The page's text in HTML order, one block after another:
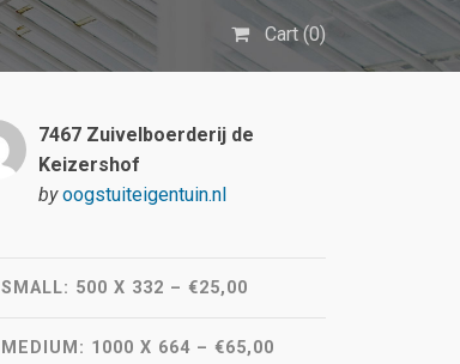
Cart (0)
7467 Zuivelboerderij de
Keizershof
by oogstuiteigentuin.nl
SMALL: 500 X 332 – €25,00
MEDIUM: 1000 X 664 – €65,00